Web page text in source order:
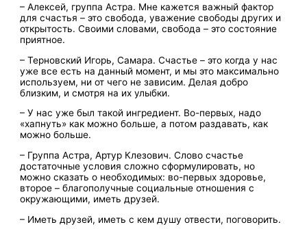
– Алексей, группа Астра. Мне кажется важный фактор
для счастья – это свобода, уважение свободы других и
открытость. Своими словами, свобода – это состояние
приятное.
– Терновский Игорь, Самара. Счастье – это когда у нас
уже все есть на данный момент, и мы это максимально
используем, ни от чего не зависим. Делая добро
близким, и смотря на их улыбки.
– У нас уже был такой ингредиент. Во-первых, надо
«хапнуть» как можно больше, а потом раздавать, как
можно больше.
– Группа Астра, Артур Клезович. Слово счастье
достаточные условия сложно сформулировать, но
можно сказать о необходимых: во-первых здоровье,
второе – благополучные социальные отношения с
окружающими, иметь друзей.
– Иметь друзей, иметь с кем душу отвести, поговорить.